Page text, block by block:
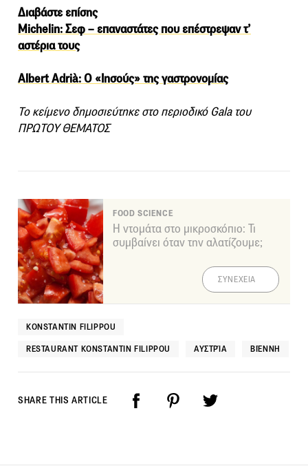
Διαβάστε επίσης
Michelin: Σεφ – επαναστάτες που επέστρεψαν τ’
αστέρια τους
Albert Adrià: O «Ιησούς» της γαστρονομίας
Το κείμενο δημοσιεύτηκε στο περιοδικό Gala του
ΠΡΩΤΟΥ ΘΕΜΑΤΟΣ
FOOD SCIENCE
Η ντομάτα στο μικροσκόπιο: Τι
συμβαίνει όταν την αλατίζουμε;
ΣΥΝΕΧΕΙΑ
KONSTANTIN FILIPPOU
RESTAURANT KONSTANTIN FILIPPOU ΑΥΣΤΡΊΑ ΒΙΈΝΝΗ
SHARE THIS ARTICLE